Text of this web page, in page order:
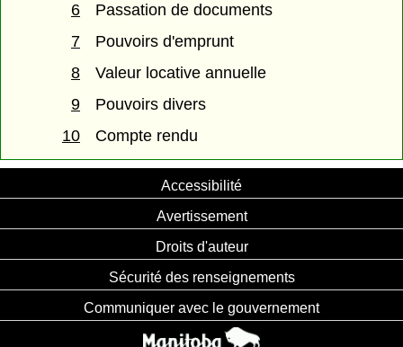
6
Passation de documents
7
Pouvoirs d'emprunt
8
Valeur locative annuelle
9
Pouvoirs divers
10
Compte rendu
Accessibilité
Avertissement
Droits d'auteur
Sécurité des renseignements
Communiquer avec le gouvernement